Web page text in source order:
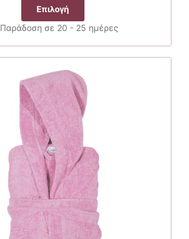
was:
29.90€.είναι:
23.92€.
Επιλογή
προϊόν
έχει
πολλαπλές
Οι
επιλογές
μπορούν
στη
σελίδα
του
προϊόντος
Παράδοση σε 20 - 25 ημέρες